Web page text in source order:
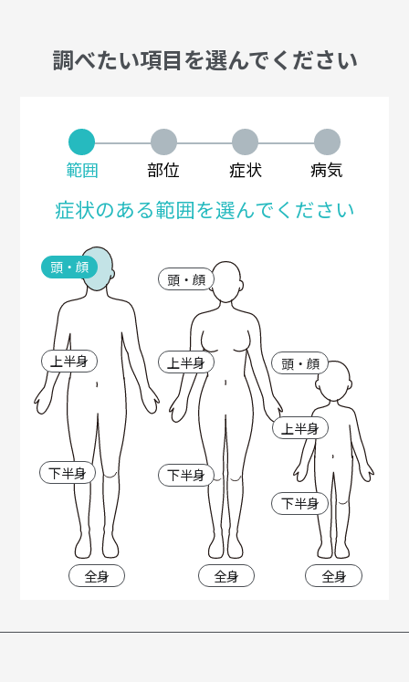
調べたい項目を選んでください
範囲 部位 症状 病気
症状のある範囲を選んでください
頭・顔
上半身
下半身
全身
頭・顔
上半身
下半身
全身
頭・顔
上半身
下半身
全身